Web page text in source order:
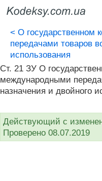
< О государственном
передачами товаров
использования
Ст. 21 ЗУ О
международными
назначения и двойного
Действующий с
Проверено 08.07.2019